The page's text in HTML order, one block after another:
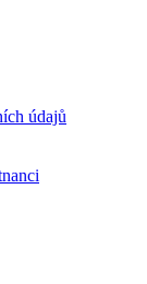
údajů